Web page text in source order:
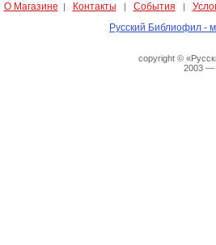
О Магазине | Контакты | События |
Русский Библиофил -
copyright ©
2003 —